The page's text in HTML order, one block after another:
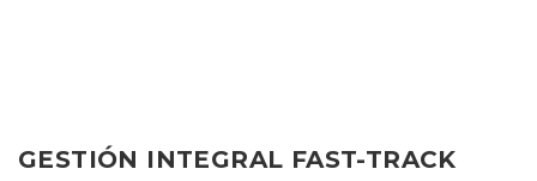
GESTIÓN INTEGRAL FAST-TRACK